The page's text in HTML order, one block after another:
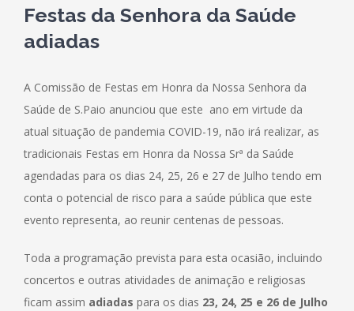
Festas da Senhora da Saúde
adiadas
A Comissão de Festas em Honra da Nossa Senhora da
Saúde de S.Paio anunciou que este ano em virtude da
atual situação de pandemia COVID-19, não irá realizar, as
tradicionais Festas em Honra da Nossa Srª da Saúde
agendadas para os dias 24, 25, 26 e 27 de Julho tendo em
conta o potencial de risco para a saúde pública que este
evento representa, ao reunir centenas de pessoas.
Toda a programação prevista para esta ocasião, incluindo
concertos e outras atividades de animação e religiosas
ficam assim adiadas para os dias 23, 24, 25 e 26 de Julho
Av. dos Emigrantes, nº 8
GALERIA DE IMAGENS